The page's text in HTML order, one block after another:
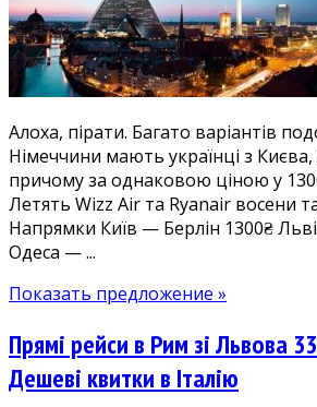
Львова,
Одеси:
дешеві
квитки
Німеччини
Алоха, пірати. Багато варіантів
Німеччини мають українці з
причому за однаковою ціною у
Летять Wizz Air та Ryanair восени
Напрямки Київ — Берлін 1300₴
Одеса — ...
Показать предложение »
Прямі рейси в Рим зі Львова
Дешеві квитки в Італію